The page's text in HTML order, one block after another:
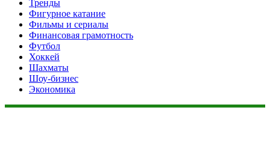
Тренды
Фигурное катание
Фильмы и сериалы
Финансовая грамотность
Футбол
Хоккей
Шахматы
Шоу-бизнес
Экономика